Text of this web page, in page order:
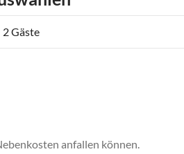
anfallen können.